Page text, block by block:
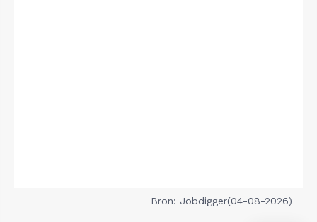
Bron: Jobdigger(04-08-2026)